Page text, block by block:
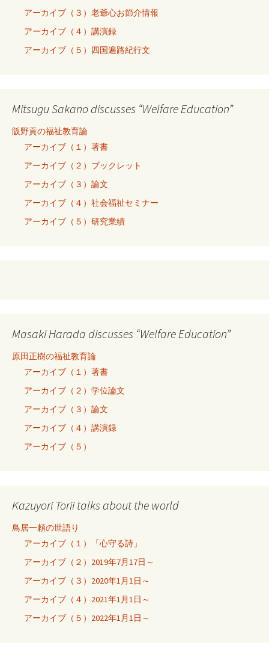
アーカイブ（３）老爺心お節介情報
アーカイブ（４）講演録
アーカイブ（５）四国遍路紀行文
Mitsugu Sakano discusses “Welfare Education”
阪野貢の福祉教育論
アーカイブ（１）著書
アーカイブ（２）ブックレット
アーカイブ（３）論文
アーカイブ（４）社会福祉セミナー
アーカイブ（５）研究業績
Masaki Harada discusses “Welfare Education”
原田正樹の福祉教育論
アーカイブ（１）著書
アーカイブ（２）学位論文
アーカイブ（３）論文
アーカイブ（４）講演録
アーカイブ（５）
Kazuyori Torii talks about the world
鳥居一頼の世語り
アーカイブ（１）「心守る詩」
アーカイブ（２）2019年7月17日～
アーカイブ（３）2020年1月1日～
アーカイブ（４）2021年1月1日～
アーカイブ（５）2022年1月1日～